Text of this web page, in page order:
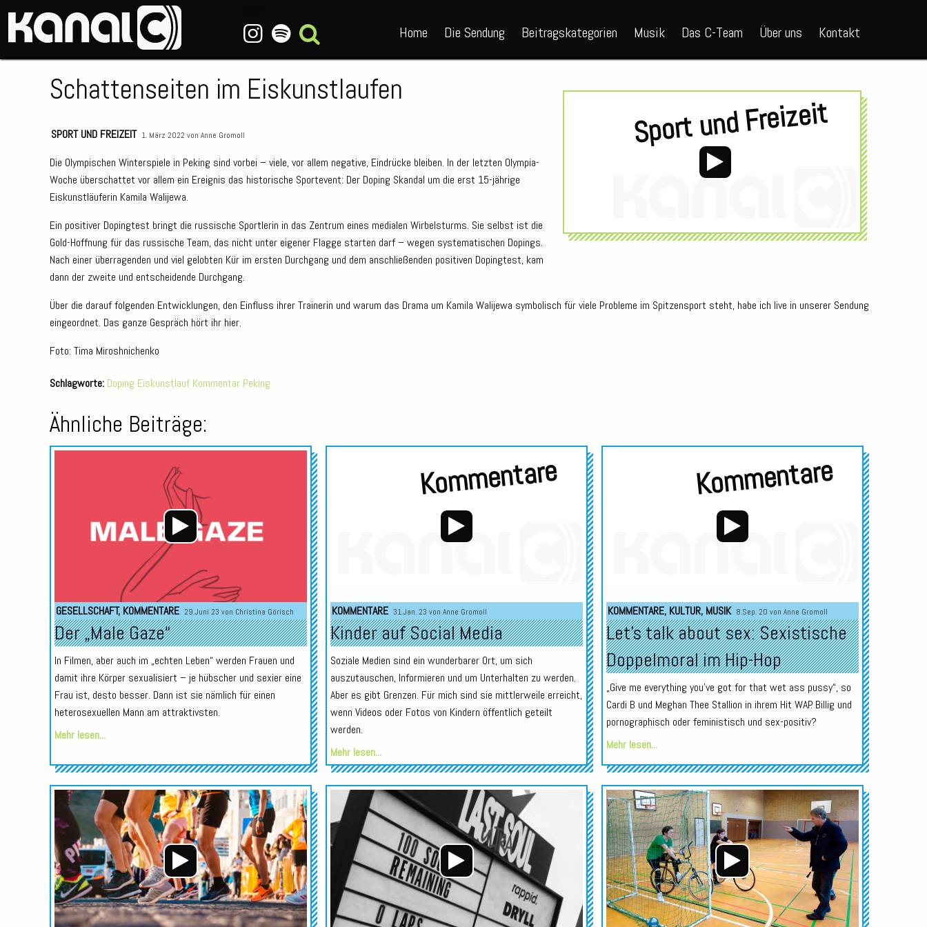
Home Die Sendung Beitragskategorien Musik Das C-Team Über uns Kontakt
Sport und Freizeit
Audio-
Schattenseiten im Eiskunstlaufen
SPORT UND FREIZEIT 1. März 2022 von Anne Gromoll
Die Olympischen Winterspiele in Peking sind vorbei – viele, vor allem negative, Eindrücke bleiben. In der letzten Olympia-
Woche überschattet vor allem ein Ereignis das historische Sportevent: Der Doping Skandal um die erst 15-jährige
Eiskunstläuferin Kamila Walijewa.
Ein positiver Dopingtest bringt die russische Sportlerin in das Zentrum eines medialen Wirbelsturms. Sie selbst ist die
Gold-Hoffnung für das russische Team, das nicht unter eigener Flagge starten darf – wegen systematischen Dopings.
Nach einer überragenden und viel gelobten Kür im ersten Durchgang und dem anschließenden positiven Dopingtest, kam
dann der zweite und entscheidende Durchgang.
Über die darauf folgenden Entwicklungen, den Einfluss ihrer Trainerin und warum das Drama um Kamila Walijewa symbolisch für viele Probleme im Spitzensport steht, habe ich live in unserer Sendung
eingeordnet. Das ganze Gespräch hört ihr hier.
Foto: Tima Miroshnichenko
Schlagworte: Doping Eiskunstlauf Kommentar Peking
Ähnliche Beiträge:
Audio-
Player
GESELLSCHAFT, KOMMENTARE 29.Juni 23 von Christina Görisch
Der „Male Gaze“
In Filmen, aber auch im „echten Leben“ werden Frauen und
damit ihre Körper sexualisiert – je hübscher und sexier eine
Frau ist, desto besser. Dann ist sie nämlich für einen
heterosexuellen Mann am attraktivsten.
Mehr lesen...
Kommentare
Player
KOMMENTARE 31.Jan. 23 von Anne Gromoll
Kinder auf Social Media
Soziale Medien sind ein wunderbarer Ort, um sich
auszutauschen, Informieren und um Unterhalten zu werden.
Aber es gibt Grenzen. Für mich sind sie mittlerweile erreicht,
wenn Videos oder Fotos von Kindern öffentlich geteilt
werden.
Mehr lesen...
Kommentare
Player
KOMMENTARE, KULTUR, MUSIK 8.Sep. 20 von Anne Gromoll
Let’s talk about sex: Sexistische
Doppelmoral im Hip-Hop
„Give me everything you’ve got for that wet ass pussy“, so
Cardi B und Meghan Thee Stallion in ihrem Hit WAP. Billig und
pornographisch oder feministisch und sex-positiv?
Mehr lesen...
Audio-
Player
Audio-
Player
Audio-
Player